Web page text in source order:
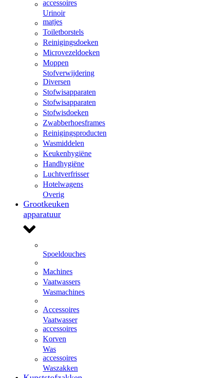
accessoires
Urinoir
matjes
Toiletborstels
Reinigingsdoeken
Microvezeldoeken
Moppen
Stofverwijdering
Diversen
Stofwisapparaten
Stofwisapparaten
Stofwisdoeken
Zwabberhoesframes
Reinigingsproducten
Wasmiddelen
Keukenhygiëne
Handhygiëne
Luchtverfrisser
Hotelwagens
Overig
Grootkeuken
apparatuur
Spoeldouches
Machines
Vaatwassers
Wasmachines
Accessoires
Vaatwasser
accessoires
Korven
Was
accessoires
Waszakken